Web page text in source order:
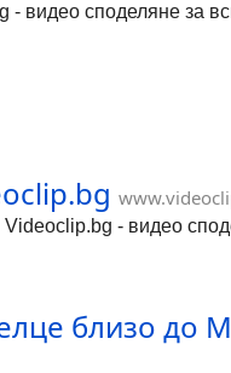
видео споделяне за
- видео
близо до